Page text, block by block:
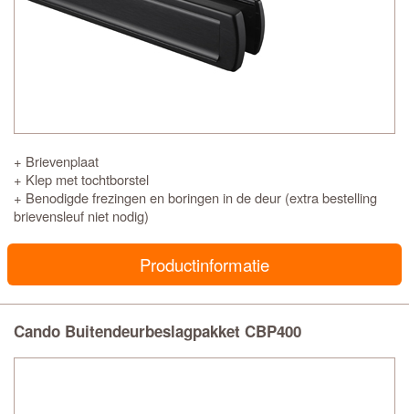
+ Brievenplaat
+ Klep met tochtborstel
+ Benodigde frezingen en boringen in de deur (extra bestelling
brievensleuf niet nodig)
Productinformatie
Cando Buitendeurbeslagpakket CBP400